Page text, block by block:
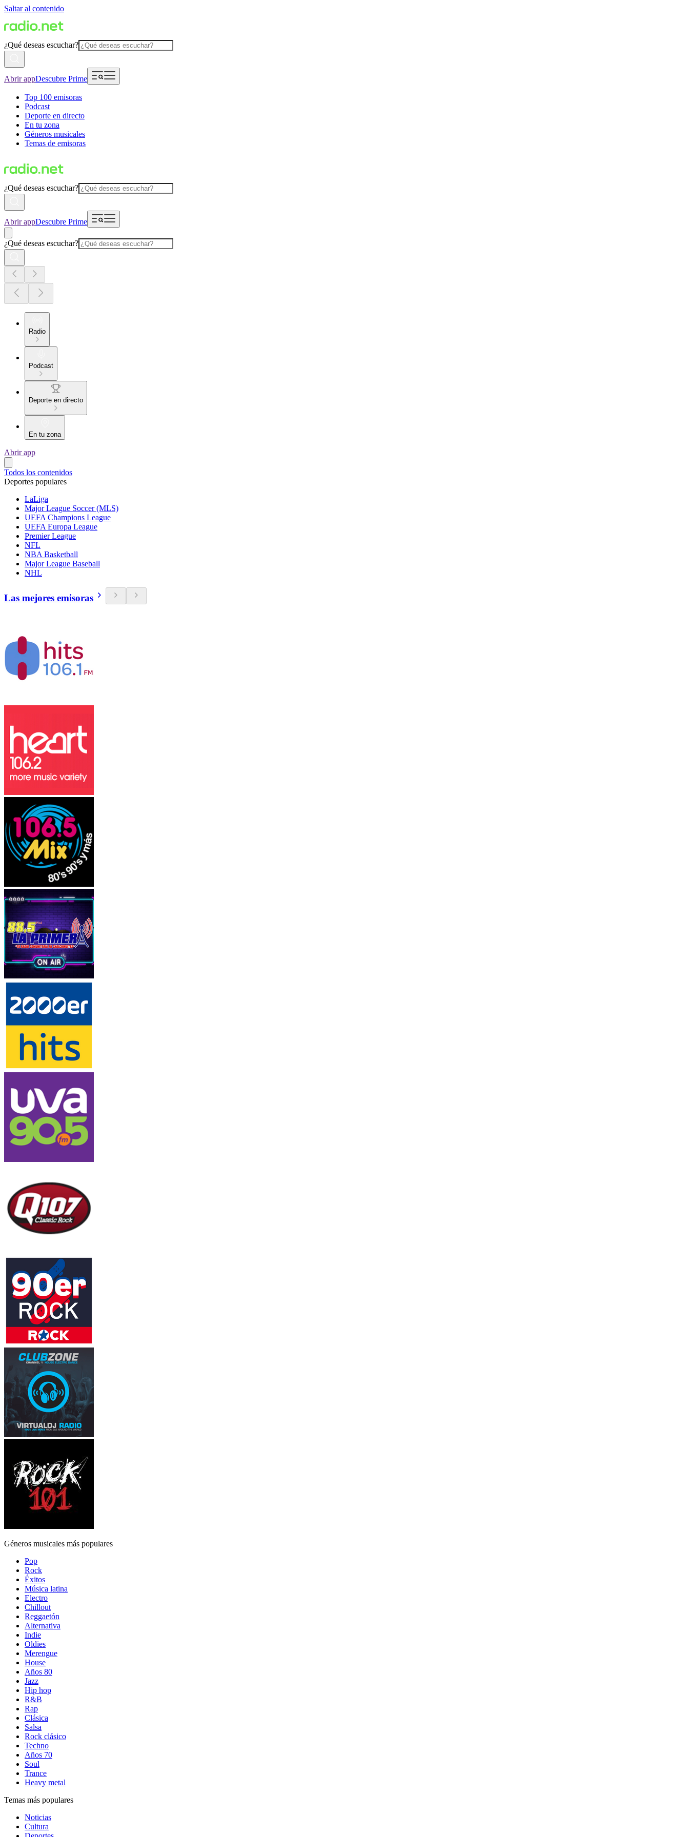
Saltar al contenido
¿Qué deseas escuchar?
Abrir appDescubre Prime
Top 100 emisoras
Podcast
Deporte en directo
En tu zona
Géneros musicales
Temas de emisoras
¿Qué deseas escuchar?
Abrir appDescubre Prime
¿Qué deseas escuchar?
Radio
Podcast
Deporte en directo
En tu zona
Abrir app
Todos los contenidos
Deportes populares
LaLiga
Major League Soccer (MLS)
UEFA Champions League
UEFA Europa League
Premier League
NFL
NBA Basketball
Major League Baseball
NHL
Las mejores emisoras
Géneros musicales más populares
Pop
Rock
Éxitos
Música latina
Electro
Chillout
Reggaetón
Alternativa
Indie
Oldies
Merengue
House
Años 80
Jazz
Hip hop
R&B
Rap
Clásica
Salsa
Rock clásico
Techno
Años 70
Soul
Trance
Heavy metal
Temas más populares
Noticias
Cultura